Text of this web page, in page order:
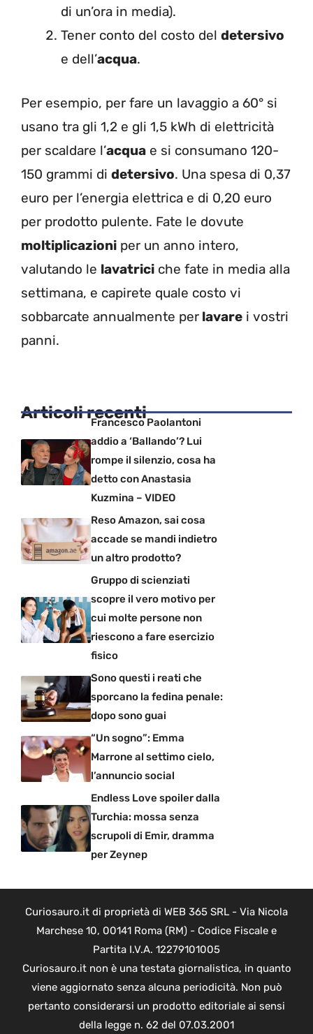
di un’ora in media).
Tener conto del costo del detersivo
e dell’acqua.
Per esempio, per fare un lavaggio a 60° si
usano tra gli 1,2 e gli 1,5 kWh di elettricità
per scaldare l’acqua e si consumano 120-
150 grammi di detersivo. Una spesa di 0,37
euro per l’energia elettrica e di 0,20 euro
per prodotto pulente. Fate le dovute
moltiplicazioni per un anno intero,
valutando le lavatrici che fate in media alla
settimana, e capirete quale costo vi
sobbarcate annualmente per lavare i vostri
panni.
Articoli recentiFrancesco Paolantoni
addio a ‘Ballando’? Lui
rompe il silenzio, cosa ha
detto con Anastasia
Kuzmina – VIDEO
Reso Amazon, sai cosa
accade se mandi indietro
un altro prodotto?
Gruppo di scienziati
scopre il vero motivo per
cui molte persone non
riescono a fare esercizio
fisico
Sono questi i reati che
sporcano la fedina penale:
dopo sono guai
“Un sogno”: Emma
Marrone al settimo cielo,
l’annuncio social
Endless Love spoiler dalla
Turchia: mossa senza
scrupoli di Emir, dramma
per Zeynep
Curiosauro.it di proprietà di WEB 365 SRL - Via Nicola
Marchese 10, 00141 Roma (RM) - Codice Fiscale e
Partita I.V.A. 12279101005
Curiosauro.it non è una testata giornalistica, in quanto
viene aggiornato senza alcuna periodicità. Non può
pertanto considerarsi un prodotto editoriale ai sensi
della legge n. 62 del 07.03.2001